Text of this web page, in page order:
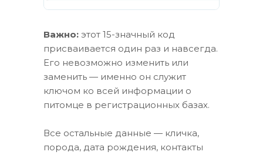
Важно: этот 15-значный код
присваивается один раз и навсегда.
Его невозможно изменить или
заменить — именно он служит
ключом ко всей информации о
питомце в регистрационных базах.
Все остальные данные — кличка,
порода, дата рождения, контакты